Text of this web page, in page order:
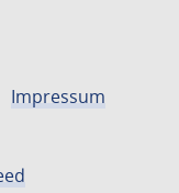
Impressum